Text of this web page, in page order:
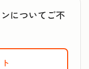
についてご不